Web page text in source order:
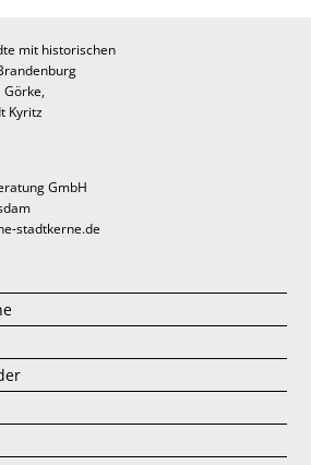
mit historischen
Kyritz
GmbH
stadtkerne.de